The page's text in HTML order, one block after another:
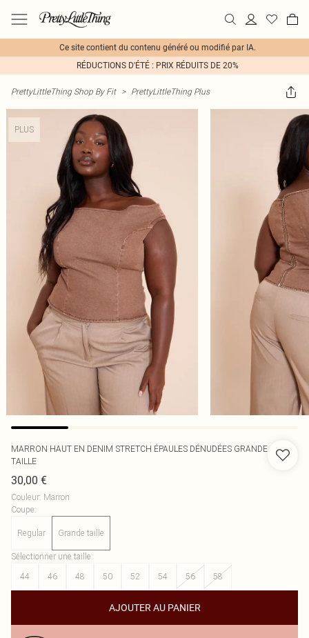
Ce site contient du contenu généré ou modifié par IA.
RÉDUCTIONS D'ÉTÉ : PRIX RÉDUITS DE 20%
PrettyLittleThing Shop By Fit > PrettyLittleThing Plus
PLUS
MARRON HAUT EN DENIM STRETCH ÉPAULES DÉNUDÉES GRANDE
TAILLE
30,00 €
Couleur: Marron
Coupe:
Regular Grande taille
Sélectionner une taille:
44
46 48 50 52 54 56 58
AJOUTER AU PANIER